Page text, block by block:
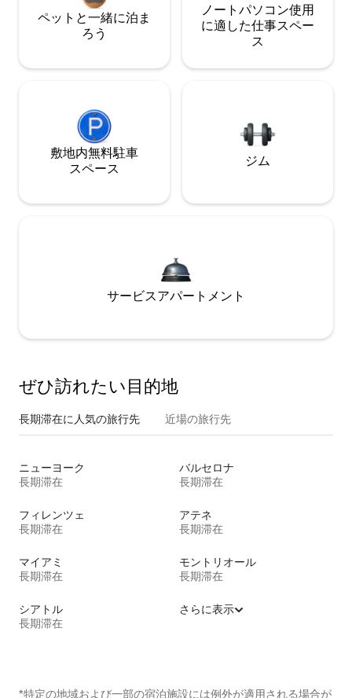
ペットと一緒に泊ま
ろう
ノートパソコン使用
に適した仕事スペー
ス
敷地内無料駐⁠車
ス⁠ペ⁠ー⁠ス
ジム
サービスアパートメント
ぜひ訪⁠れ⁠た⁠い目⁠的⁠地
長期滞在に人気の旅行先 近場の旅行先
ニューヨーク
長期滞在
バルセロナ
長期滞在
フィレンツェ
長期滞在
アテネ
長期滞在
マイアミ
長期滞在
モントリオール
長期滞在
シアトル
長期滞在
さらに表示
*特定の地域および一部の宿泊施設には例外が適用される場合が